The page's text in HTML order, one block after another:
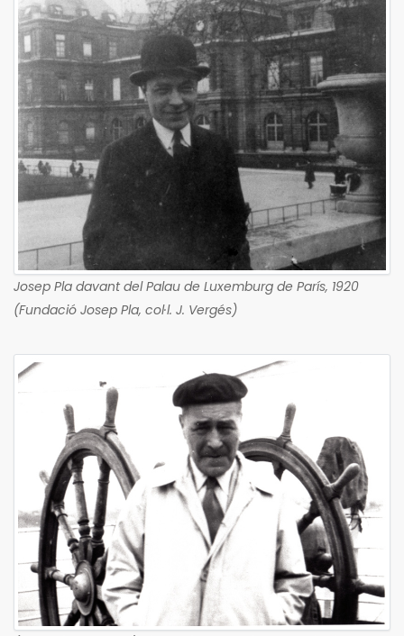
Josep Pla davant del Palau de Luxemburg de París, 1920
(Fundació Josep Pla, col·l. J. Vergés)